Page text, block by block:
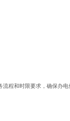
流程和时限要求，确保办电